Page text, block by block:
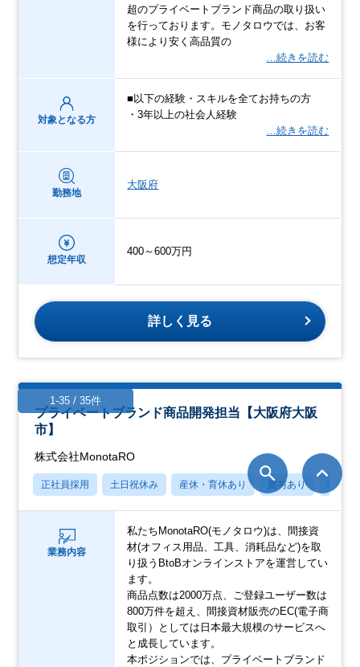
超のプライベートブランド商品の取り扱い
を行っております。モノタロウでは、お客
様により安く高品質の
…続きを読む
対象となる方
■以下の経験・スキルを全てお持ちの方
・3年以上の社会人経験
…続きを読む
勤務地
大阪府
想定年収
400～600万円
詳しく見る
プライベートブランド商品開発担当【大阪府大阪
市】
株式会社MonotaRO
正社員採用 土日祝休み 産休・育休あり 賞与あり 学歴不
業務内容
私たちMonotaRO(モノタロウ)は、間接資
材(オフィス用品、工具、消耗品など)を取
り扱うBtoBオンラインストアを運営してい
ます。
商品点数は2000万点、ご登録ユーザー数は
800万件を超え、間接資材販売のEC(電子商
取引）としては日本最大規模のサービスへ
と成長しています。
本ポジションでは、プライベートブランド
1-35 / 35件